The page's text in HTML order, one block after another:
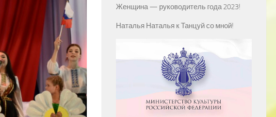
Женщина — руководитель года 2023!
Наталья Наталья кТанцуй со мной!